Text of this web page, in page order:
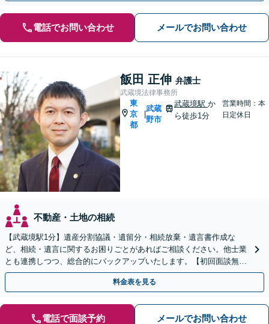
電話でお問い合わせ メールでお問い合わせ
飯田 正伸 弁護士
武蔵境法律事務所
東
京
都
武蔵
野市
武蔵境駅か
ら徒歩1分
営業時間：本
日定休日
不動産・土地の相続
【武蔵境駅1分】遺産分割協議・遺留分・相続放棄・遺言書作成な
ど、相続・遺言に関するお困りごとがあればご相談ください。他士業
とも連携しつつ、総合的にバックアップいたします。【初回面談無
料】【休日・夜間面談可】
料金表を見る
電話で面談予約 メールでお問い合わせ